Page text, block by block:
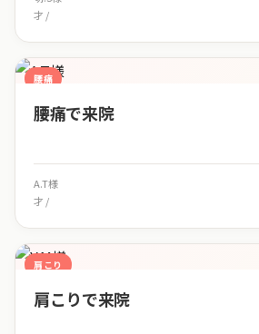
才 /
腰痛
腰痛で来院
A.T様
才 /
肩こり
肩こりで来院